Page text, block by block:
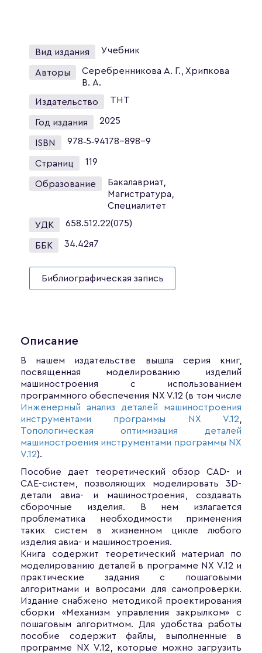
Вид издания Учебник
Авторы
Серебренникова А. Г., Хрипкова
В. А.
Издательство ТНТ
Год издания 2025
ISBN 978‑5‑94178-898-9
Страниц 119
Образование
Бакалавриат,
Магистратура,
Специалитет
УДК 658.512.22(075)
ББК 34.42я7
Библиографическая запись
Описание
В нашем издательстве вышла серия книг,
посвященная моделированию изделий
машиностроения с использованием
программного обеспечения NX V.12 (в том числе
Инженерный анализ деталей машиностроения
инструментами программы NX V.12
Топологическая оптимизация деталей
машиностроения инструментами программы NX
V.12).
Пособие дает теоретический обзор CAD- и
CAE-систем, позволяющих моделировать 3D-
детали авиа- и машиностроения, создавать
сборочные изделия. В нем излагается
проблематика необходимости применения
таких систем в жизненном цикле любого
изделия авиа- и машиностроения.
Книга содержит теоретический материал по
моделированию деталей в программе NX V.12 и
практические задания с пошаговыми
алгоритмами и вопросами для самопроверки.
Издание снабжено методикой проектирования
сборки «Механизм управления закрылком» с
пошаговым алгоритмом. Для удобства работы
пособие содержит файлы, выполненные в
программе NX V.12, которые можно загрузить